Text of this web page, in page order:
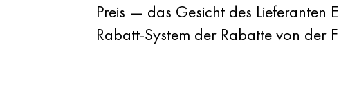
Preis — das Gesicht des
Rabatt-System der Rabatte von der